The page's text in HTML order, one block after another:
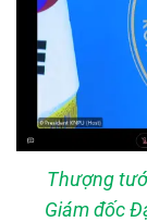
Thượng
Giám đốc